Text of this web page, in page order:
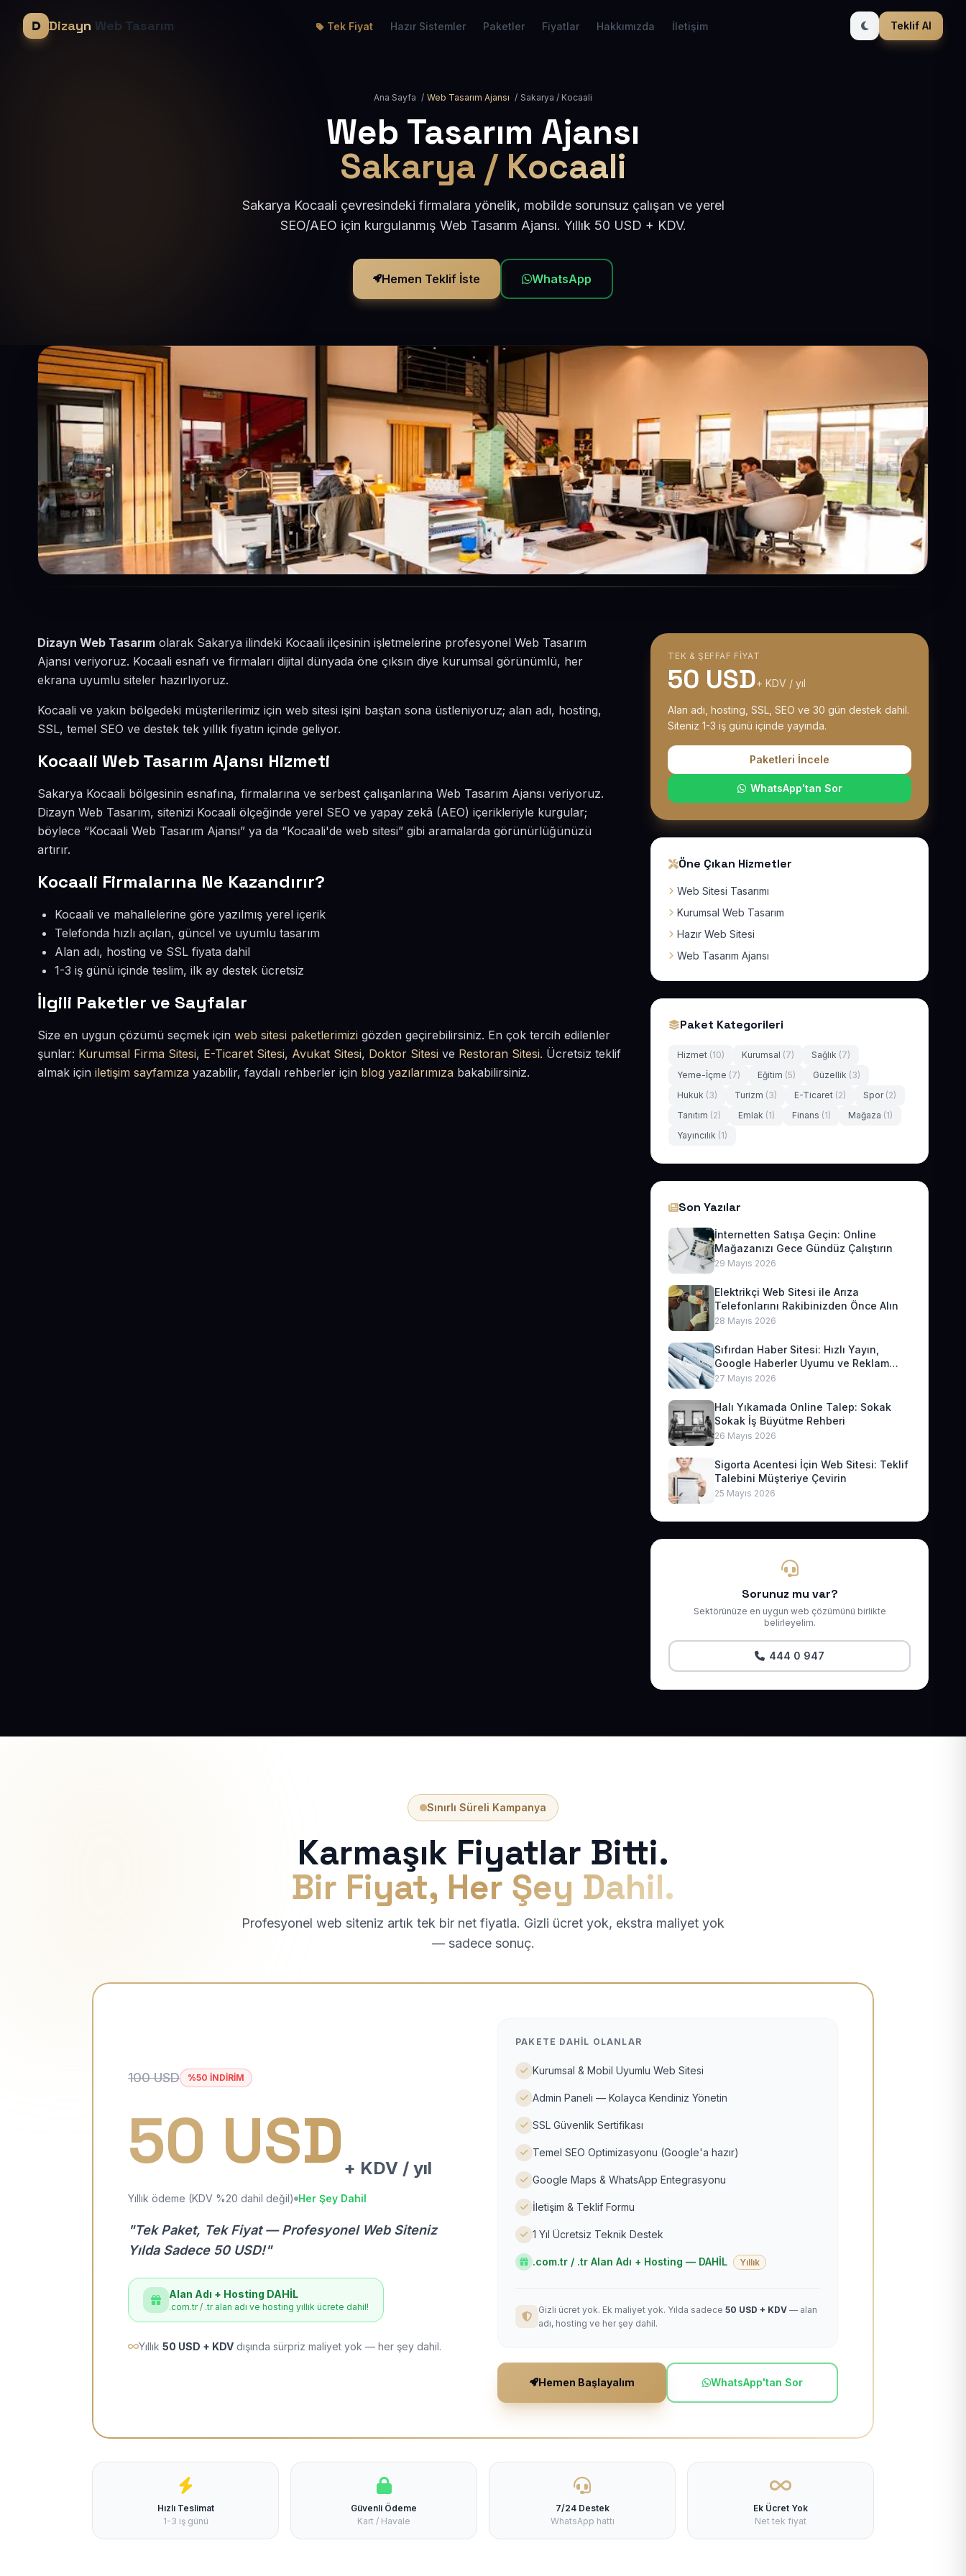
Dizayn Web Tasarım Tek Fiyat Hazır Sistemler Paketler Fiyatlar Hakkımızda İletişim Teklif Al
Ana Sayfa / Web Tasarım Ajansı / Sakarya / Kocaali
Web Tasarım Ajansı
Sakarya / Kocaali
Sakarya Kocaali çevresindeki firmalara yönelik, mobilde sorunsuz çalışan ve yerel
SEO/AEO için kurgulanmış Web Tasarım Ajansı. Yıllık 50 USD + KDV.
Hemen Teklif İste WhatsApp
Dizayn Web Tasarım olarak Sakarya ilindeki Kocaali ilçesinin işletmelerine profesyonel Web Tasarım
Ajansı veriyoruz. Kocaali esnafı ve firmaları dijital dünyada öne çıksın diye kurumsal görünümlü, her
ekrana uyumlu siteler hazırlıyoruz.
Kocaali ve yakın bölgedeki müşterilerimiz için web sitesi işini baştan sona üstleniyoruz; alan adı, hosting,
SSL, temel SEO ve destek tek yıllık fiyatın içinde geliyor.
Kocaali Web Tasarım Ajansı Hizmeti
Sakarya Kocaali bölgesinin esnafına, firmalarına ve serbest çalışanlarına Web Tasarım Ajansı veriyoruz.
Dizayn Web Tasarım, sitenizi Kocaali ölçeğinde yerel SEO ve yapay zekâ (AEO) içerikleriyle kurgular;
böylece “Kocaali Web Tasarım Ajansı” ya da “Kocaali'de web sitesi” gibi aramalarda görünürlüğünüzü
artırır.
Kocaali Firmalarına Ne Kazandırır?
Kocaali ve mahallelerine göre yazılmış yerel içerik
Telefonda hızlı açılan, güncel ve uyumlu tasarım
Alan adı, hosting ve SSL fiyata dahil
1-3 iş günü içinde teslim, ilk ay destek ücretsiz
İlgili Paketler ve Sayfalar
Size en uygun çözümü seçmek için web sitesi paketlerimizi gözden geçirebilirsiniz. En çok tercih edilenler
şunlar: Kurumsal Firma Sitesi, E-Ticaret Sitesi, Avukat Sitesi, Doktor Sitesi ve Restoran Sitesi. Ücretsiz teklif
almak için iletişim sayfamıza yazabilir, faydalı rehberler için blog yazılarımıza bakabilirsiniz.
TEK & ŞEFFAF FIYAT
50 USD+ KDV / yıl
Alan adı, hosting, SSL, SEO ve 30 gün destek dahil.
Siteniz 1-3 iş günü içinde yayında.
Paketleri İncele
WhatsApp'tan Sor
Öne Çıkan Hizmetler
Web Sitesi Tasarımı
Kurumsal Web Tasarım
Hazır Web Sitesi
Web Tasarım Ajansı
Paket Kategorileri
Hizmet (10) Kurumsal (7) Sağlık (7)
Yeme-İçme (7) Eğitim (5) Güzellik (3)
Hukuk (3) Turizm (3) E-Ticaret (2) Spor (2)
Tanıtım (2) Emlak (1) Finans (1) Mağaza (1)
Yayıncılık (1)
Son Yazılar
İnternetten Satışa Geçin: Online
Mağazanızı Gece Gündüz Çalıştırın
29 Mayıs 2026
Elektrikçi Web Sitesi ile Arıza
Telefonlarını Rakibinizden Önce Alın
28 Mayıs 2026
Sıfırdan Haber Sitesi: Hızlı Yayın,
Google Haberler Uyumu ve Reklam
Geliri
27 Mayıs 2026
Halı Yıkamada Online Talep: Sokak
Sokak İş Büyütme Rehberi
26 Mayıs 2026
Sigorta Acentesi İçin Web Sitesi: Teklif
Talebini Müşteriye Çevirin
25 Mayıs 2026
Sorunuz mu var?
Sektörünüze en uygun web çözümünü birlikte
belirleyelim.
444 0 947
Sınırlı Süreli Kampanya
Karmaşık Fiyatlar Bitti.
Bir Fiyat, Her Şey Dahil.
Profesyonel web siteniz artık tek bir net fiyatla. Gizli ücret yok, ekstra maliyet yok
— sadece sonuç.
100 USD %50 İNDİRİM
50 USD + KDV / yıl
Yıllık ödeme (KDV %20 dahil değil) Her Şey Dahil
"Tek Paket, Tek Fiyat — Profesyonel Web Siteniz
Yılda Sadece 50 USD!"
Alan Adı + Hosting DAHİL
.com.tr / .tr alan adı ve hosting yıllık ücrete dahil!
Yıllık 50 USD + KDV dışında sürpriz maliyet yok — her şey dahil.
PAKETE DAHIL OLANLAR
Kurumsal & Mobil Uyumlu Web Sitesi
Admin Paneli — Kolayca Kendiniz Yönetin
SSL Güvenlik Sertifikası
Temel SEO Optimizasyonu (Google'a hazır)
Google Maps & WhatsApp Entegrasyonu
İletişim & Teklif Formu
1 Yıl Ücretsiz Teknik Destek
.com.tr / .tr Alan Adı + Hosting — DAHİL Yıllık
Gizli ücret yok. Ek maliyet yok. Yılda sadece 50 USD + KDV — alan
adı, hosting ve her şey dahil.
Hemen Başlayalım WhatsApp'tan Sor
Hızlı Teslimat
1-3 iş günü
Güvenli Ödeme
Kart / Havale
7/24 Destek
WhatsApp hattı
Ek Ücret Yok
Net tek fiyat